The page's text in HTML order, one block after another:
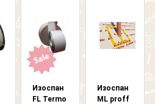
Изоспан
FL Termo
Изоспан
ML proff